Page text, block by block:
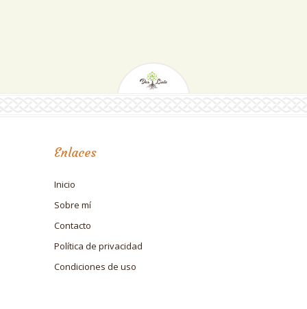
Enlaces
Inicio
Sobre mí
Contacto
Política de privacidad
Condiciones de uso